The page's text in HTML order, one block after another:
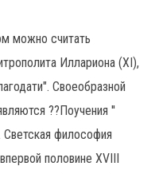
можно считать
Иллариона (XI),
Своеобразной
??Поучения ''
философия
половине XVIII